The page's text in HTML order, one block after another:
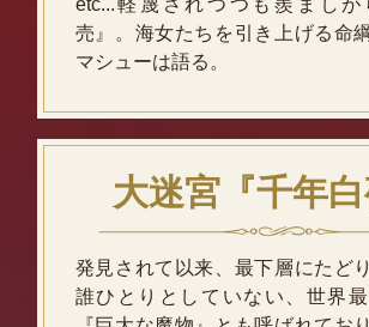
売』。海女たちを引き上げる命
マシューは語る。
大迷宮『千年白
発見されて以来、最下層にたど
誰ひとりとしていない、世界最